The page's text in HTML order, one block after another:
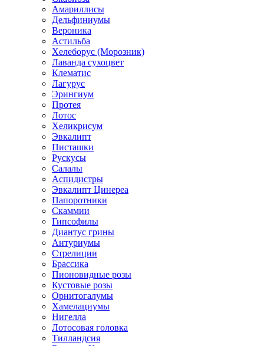
Амариллисы
Дельфиниумы
Вероника
Астильба
Хелеборус (Морозник)
Лаванда сухоцвет
Клематис
Лагурус
Эрингиум
Протея
Лотос
Хеликрисум
Эвкалипт
Писташки
Рускусы
Салалы
Аспидистры
Эвкалипт Цинереа
Папоротники
Скаммии
Гипсофилы
Диантус грины
Антуриумы
Стрелиции
Брассика
Пионовидные розы
Кустовые розы
Орнитогалумы
Хамелациумы
Нигелла
Лотосовая головка
Тилландсия